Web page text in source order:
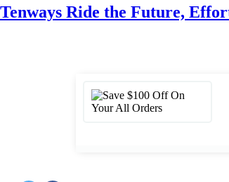
Tenways Ride the Future,